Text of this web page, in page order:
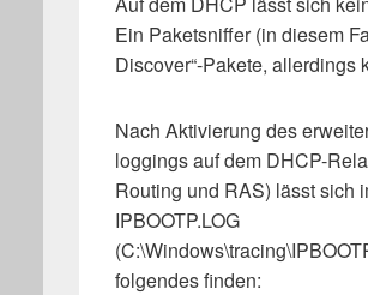
Ein Paketsniffer (in diesem
Discover“-Pakete, allerdings
Nach Aktivierung des
loggings auf dem DHCP-
Routing und RAS) lässt sich
IPBOOTP.LOG
folgendes finden: